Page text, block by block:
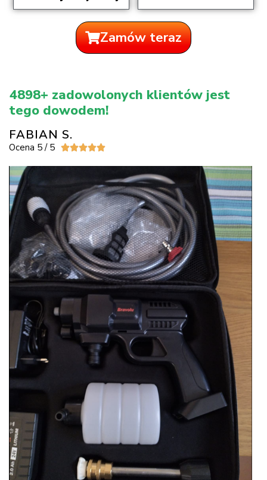
Zamów teraz
4898+ zadowolonych klientów jest
tego dowodem!
FABIAN S.
Ocena 5 / 5 